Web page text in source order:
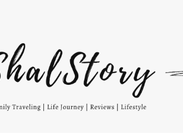
Journey, Reviews, and Lifestyle